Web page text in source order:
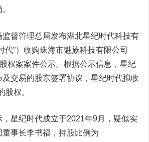
管理总局发布湖北星纪时代科技有
代”）收购珠海市魅族科技有限公司
股权案案件公示。根据公示信息，星纪
交易的股东签署协议，星纪时代拟收
股权。
纪时代成立于2021年9月，疑似实
事长李书福，持股比例为